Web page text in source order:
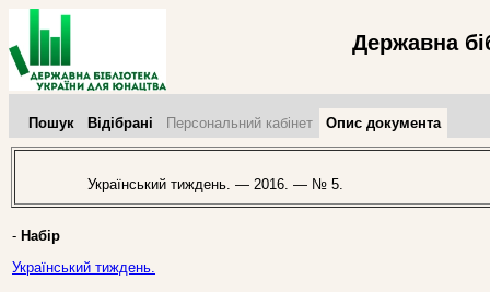
Державна
Пошук Відібрані Персональний кабінет Опис документа
Український тиждень. — 2016. — № 5.
- Набір
Український тиждень.